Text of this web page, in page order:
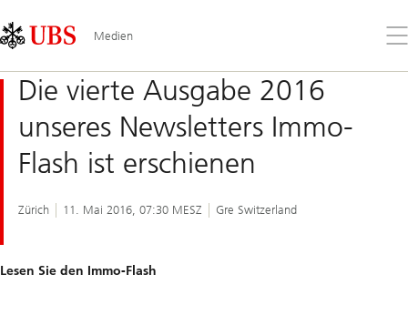
Links
Area
Medien
Sie
Die vierte Ausgabe 2016
unseres Newsletters Immo-
Flash ist erschienen
Zürich 11. Mai 2016, 07:30 MESZ Gre Switzerland
Lesen Sie den Immo-Flash